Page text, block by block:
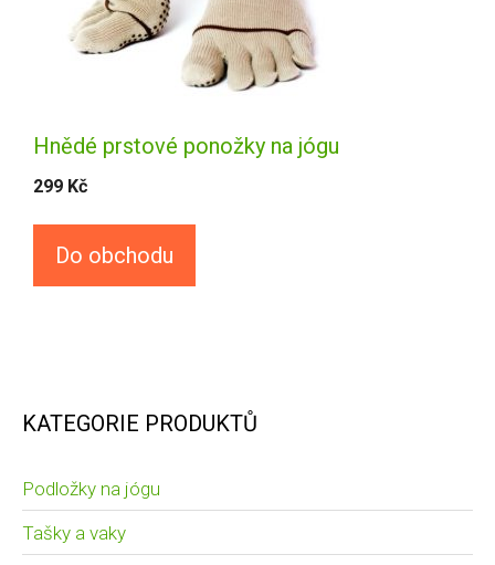
Hnědé prstové ponožky na jógu
299 Kč
Do obchodu
KATEGORIE PRODUKTŮ
Podložky na jógu
Tašky a vaky